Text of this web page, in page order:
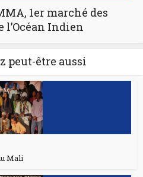
1er marché des
l’Océan Indien
peut-être aussi
Mali